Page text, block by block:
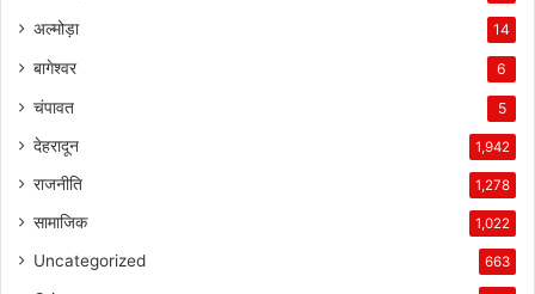
अल्मोड़ा 14
बागेश्वर 6
चंपावत 5
देहरादून 1,942
राजनीति 1,278
सामाजिक 1,022
Uncategorized 663